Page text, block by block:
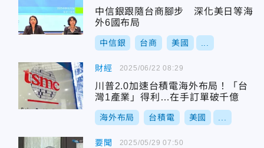
中信銀跟隨台商腳步 深化美日等海
外6國布局
中信銀 台商 美國
財經
川普2.0加速台積電海外布局！「台
灣1產業」得利…在手訂單破千億
海外布局 台積電 美國
2025/06/22 08:29
要聞 2025/05/29 07:50